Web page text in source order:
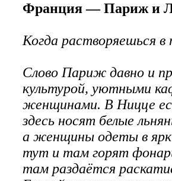
Франция — Париж и
Когда растворяешься в
Слово Париж давно и
культурой, уютными
женщинами. В Ницце
здесь носят белые
а женщины одеты в
тут и там горят
там раздаётся